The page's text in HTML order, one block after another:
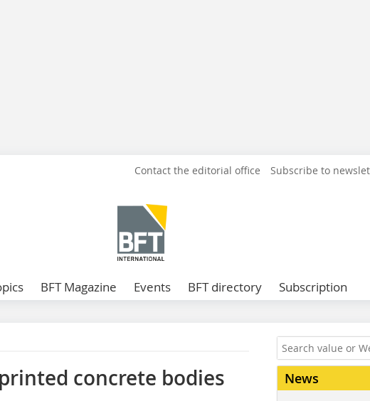
Contact the editorial office Subscribe to
BFT Magazine Events BFT directory Subscription
concrete bodies News